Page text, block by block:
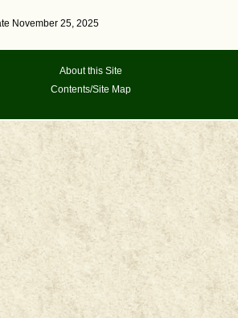
November 25, 2025
About this Site
Contents/Site Map